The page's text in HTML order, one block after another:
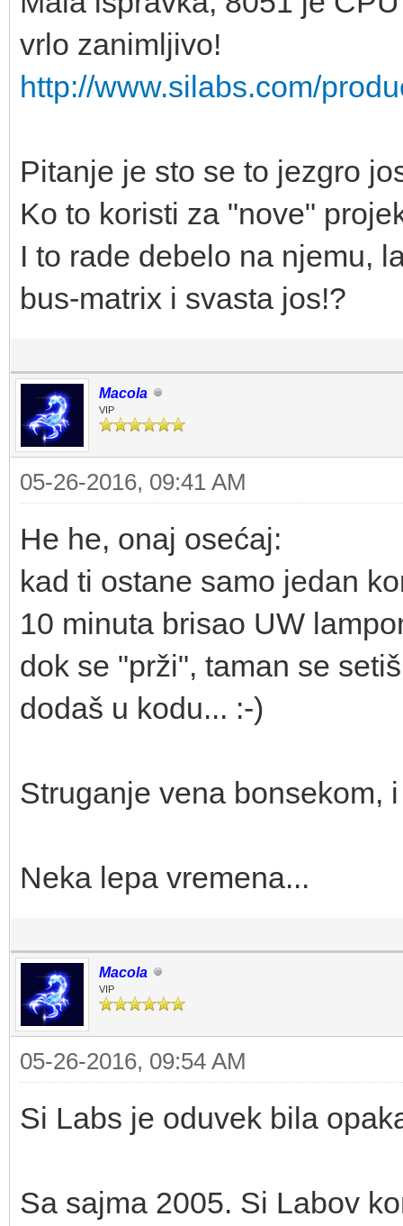
vrlo zanimljivo!
http://www.silabs.com/
Pitanje je sto se to jezgro
Ko to koristi za "nove"
I to rade debelo na njemu,
bus-matrix i svasta jos!?
Macola
VIP
05-26-2016, 09:41 AM
He he, onaj osećaj:
kad ti ostane samo jedan
10 minuta brisao UW
dok se "prži", taman se
dodaš u kodu... :-)
Struganje vena bonsekom,
Neka lepa vremena...
Macola
VIP
05-26-2016, 09:54 AM
Si Labs je oduvek bila
Sa sajma 2005. Si Labov